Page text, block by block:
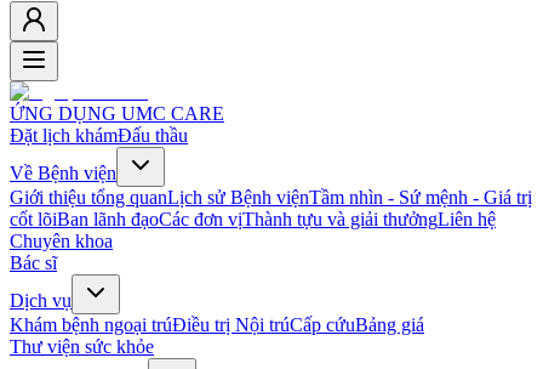
ỨNG DỤNG UMC CARE
Đặt lịch khámĐấu thầu
Về Bệnh viện
Giới thiệu tổng quanLịch sử Bệnh việnTầm nhìn - Sứ mệnh - Giá trị
cốt lõiBan lãnh đạoCác đơn vịThành tựu và giải thưởngLiên hệ
Chuyên khoa
Bác sĩ
Dịch vụ
Khám bệnh ngoại trúĐiều trị Nội trúCấp cứuBảng giá
Thư viện sức khỏe